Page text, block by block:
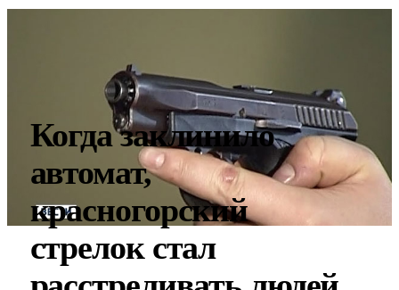
Когда заклинило
автомат,
красногорский
стрелок стал